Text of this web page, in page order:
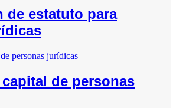
de estatuto para
de personas